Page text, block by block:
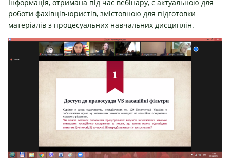
Інформація, отримана під час вебінару, є актуальною для
роботи фахівців-юристів, змістовною для підготовки
матеріалів з процесуальних навчальних дисциплін.